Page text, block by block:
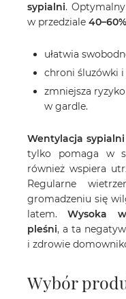
sypialni.
w przedziale 40–60%
ułatwia
chroni śluzówki i
zmniejsza
w gardle.
Wentylacja sypialni
tylko pomaga w
również wspiera
Regularne
gromadzeniu się
latem.Wysoka
pleśni, a ta
i zdrowie
Wybór